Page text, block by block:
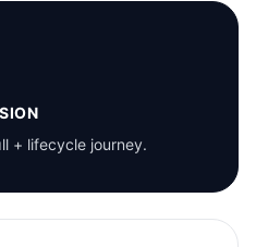
+ lifecycle journey.